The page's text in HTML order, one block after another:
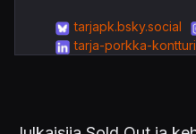
tarjapk.bsky.social
tarja-porkka-kontturi